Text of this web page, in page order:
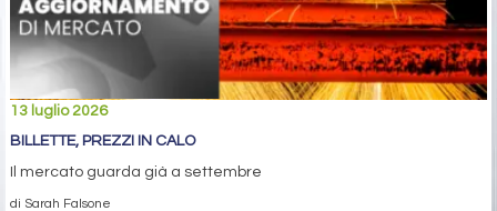
13 luglio 2026
BILLETTE, PREZZI IN CALO
Il mercato guarda già a settembre
di Sarah Falsone